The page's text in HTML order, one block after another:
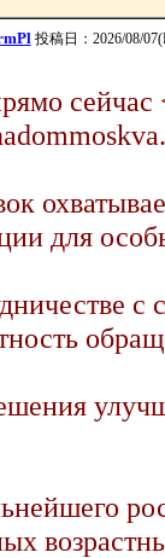
投稿日：2026/08/
сейчас
для
с